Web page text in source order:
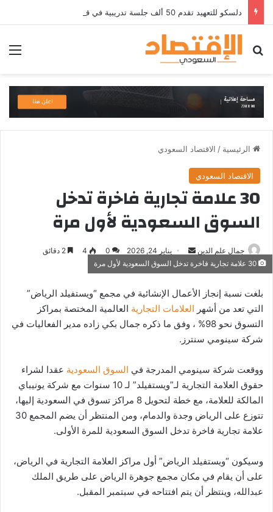
بحث عن
الرئيسية / الاقتصاد السعودي
الاقتصاد السعودي
30 علامة تجارية فاخرة تدخل
السوق السعودية لأول مرة
جمال علم الدين
أرسل
بريدا
يناير 24, 2026 0
4
بلغت نسبة إنجاز الأعمال الإنشائية في مجمع “ويستفيلد الرياض”
التي تعد من أشهر العلامات التجارية العالمية المختصة بمراكز
التسوق نحو 98% ، وفق ما ذكره جمال بكي زاده مدير الفعاليات في
شركة سينومي سنترز.
ووقعت شركة سينومي المدرجة في السوق السعودية عقدا لشراء
حقوق العلامة التجارية لـ”ويستفيلد” لـ 10 سنوات مع شركة يونيباي
المالكة للعلامة، مع خطة لتحويل 8 مراكز تسوق في السعودية إليها،
تتوزع على الرياض وجدة والدمام، ومن المنتظر أن يضم المجمع 30
علامة تجارية فاخرة تدخل السوق السعودية للمرة الأولى.
وسيكون “ويستفيلد الرياض” أول مراكز العلامة التجارية في الرياض،
على أن يقام في مكان مجمع جوهرة الرياض على طريق الملك
عبدالله، وينتظر أن يتم افتتاحه في سبتمبر المقبل.